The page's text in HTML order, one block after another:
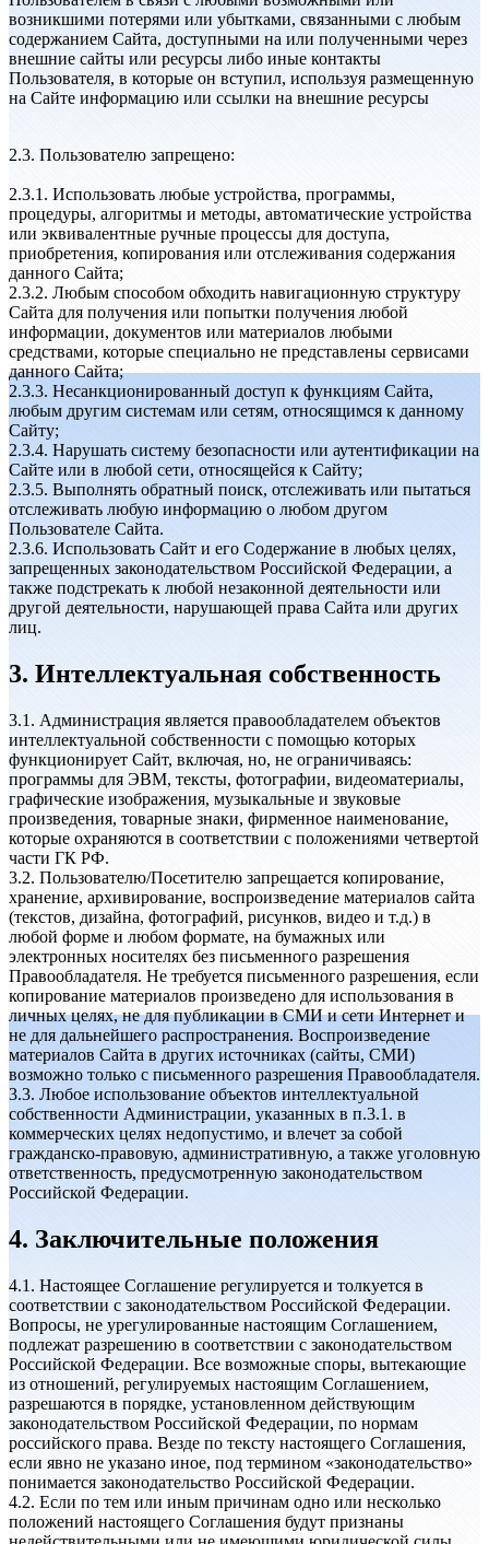
возникшими потерями или убытками, связанными с любым
содержанием Сайта, доступными на или полученными через
внешние сайты или ресурсы либо иные контакты
Пользователя, в которые он вступил, используя размещенную
на Сайте информацию или ссылки на внешние ресурсы
2.3. Пользователю запрещено:
2.3.1. Использовать любые устройства, программы,
процедуры, алгоритмы и методы, автоматические устройства
или эквивалентные ручные процессы для доступа,
приобретения, копирования или отслеживания содержания
данного Сайта;
2.3.2. Любым способом обходить навигационную структуру
Сайта для получения или попытки получения любой
информации, документов или материалов любыми
средствами, которые специально не представлены сервисами
данного Сайта;
2.3.3. Несанкционированный доступ к функциям Сайта,
любым другим системам или сетям, относящимся к данному
Сайту;
2.3.4. Нарушать систему безопасности или аутентификации на
Сайте или в любой сети, относящейся к Сайту;
2.3.5. Выполнять обратный поиск, отслеживать или пытаться
отслеживать любую информацию о любом другом
Пользователе Сайта.
2.3.6. Использовать Сайт и его Содержание в любых целях,
запрещенных законодательством Российской Федерации, а
также подстрекать к любой незаконной деятельности или
другой деятельности, нарушающей права Сайта или других
лиц.
3. Интеллектуальная собственность
3.1. Администрация является правообладателем объектов
интеллектуальной собственности с помощью которых
функционирует Сайт, включая, но, не ограничиваясь:
программы для ЭВМ, тексты, фотографии, видеоматериалы,
графические изображения, музыкальные и звуковые
произведения, товарные знаки, фирменное наименование,
которые охраняются в соответствии с положениями четвертой
части ГК РФ.
3.2. Пользователю/Посетителю запрещается копирование,
хранение, архивирование, воспроизведение материалов сайта
(текстов, дизайна, фотографий, рисунков, видео и т.д.) в
любой форме и любом формате, на бумажных или
электронных носителях без письменного разрешения
Правообладателя. Не требуется письменного разрешения, если
копирование материалов произведено для использования в
личных целях, не для публикации в СМИ и сети Интернет и
не для дальнейшего распространения. Воспроизведение
материалов Сайта в других источниках (сайты, СМИ)
возможно только с письменного разрешения Правообладателя.
3.3. Любое использование объектов интеллектуальной
собственности Администрации, указанных в п.3.1. в
коммерческих целях недопустимо, и влечет за собой
гражданско-правовую, административную, а также уголовную
ответственность, предусмотренную законодательством
Российской Федерации.
4. Заключительные положения
4.1. Настоящее Соглашение регулируется и толкуется в
соответствии с законодательством Российской Федерации.
Вопросы, не урегулированные настоящим Соглашением,
подлежат разрешению в соответствии с законодательством
Российской Федерации. Все возможные споры, вытекающие
из отношений, регулируемых настоящим Соглашением,
разрешаются в порядке, установленном действующим
законодательством Российской Федерации, по нормам
российского права. Везде по тексту настоящего Соглашения,
если явно не указано иное, под термином «законодательство»
понимается законодательство Российской Федерации.
4.2. Если по тем или иным причинам одно или несколько
положений настоящего Соглашения будут признаны